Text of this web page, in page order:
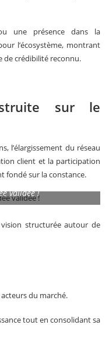
une présence dans la
l’écosystème, montrant
de crédibilité reconnu.
sur le
l’élargissement du réseau
client et la participation
fondé sur la constance.
validée !
vision structurée autour de
du marché.
tout en consolidant sa